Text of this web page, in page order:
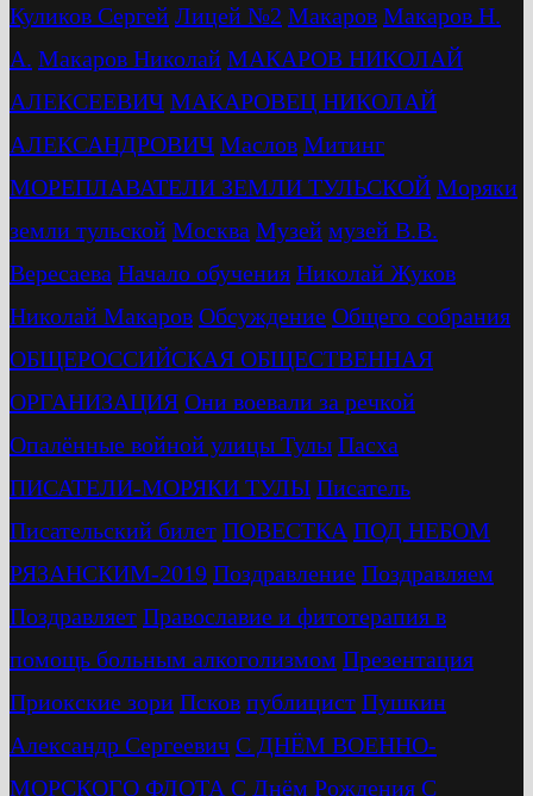
Куликов Сергей Лицей №2 Макаров Макаров Н.
А. Макаров Николай МАКАРОВ НИКОЛАЙ
АЛЕКСЕЕВИЧ МАКАРОВЕЦ НИКОЛАЙ
АЛЕКСАНДРОВИЧ Маслов Митинг
МОРЕПЛАВАТЕЛИ ЗЕМЛИ ТУЛЬСКОЙ Моряки
земли тульской Москва Музей музей В.В.
Вересаева Начало обучения Николай Жуков
Николай Макаров Обсуждение Общего собрания
ОБЩЕРОССИЙСКАЯ ОБЩЕСТВЕННАЯ
ОРГАНИЗАЦИЯ Они воевали за речкой
Опалённые войной улицы Тулы Пасха
ПИСАТЕЛИ-МОРЯКИ ТУЛЫ Писатель
Писательский билет ПОВЕСТКА ПОД НЕБОМ
РЯЗАНСКИМ-2019 Поздравление Поздравляем
Поздравляет Православие и фитотерапия в
помощь больным алкоголизмом Презентация
Приокские зори Псков публицист Пушкин
Александр Сергеевич С ДНЁМ ВОЕННО-
МОРСКОГО ФЛОТА С Днём Рождения С